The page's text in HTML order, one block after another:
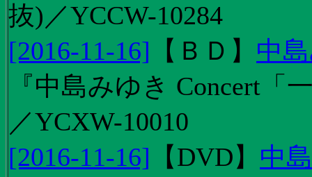
抜)／YCCW-10284
[2016-11-16] 【 ＢＤ 】 中
『中島みゆき Concert
／YCXW-10010
[2016-11-16] 【DVD】 中